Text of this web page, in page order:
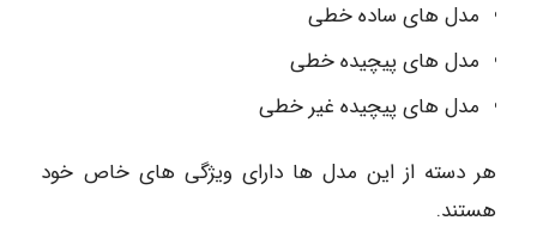
مدل های ساده خطی
مدل های پیچیده خطی
مدل های پیچیده غیر خطی
هر دسته از این مدل ها دارای ویژگی های خاص خود
هستند.